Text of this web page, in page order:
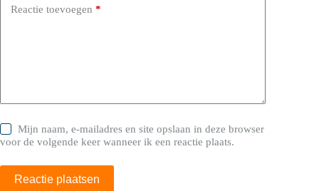
Reactie toevoegen *
Mijn naam, e-mailadres en site opslaan in deze browser
voor de volgende keer wanneer ik een reactie plaats.
Reactie plaatsen